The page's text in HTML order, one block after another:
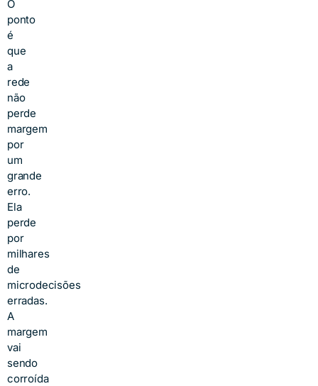
O
ponto
é
que
a
rede
não
perde
margem
por
um
grande
erro.
Ela
perde
por
milhares
de
microdecisões
erradas.
A
margem
vai
sendo
corroída